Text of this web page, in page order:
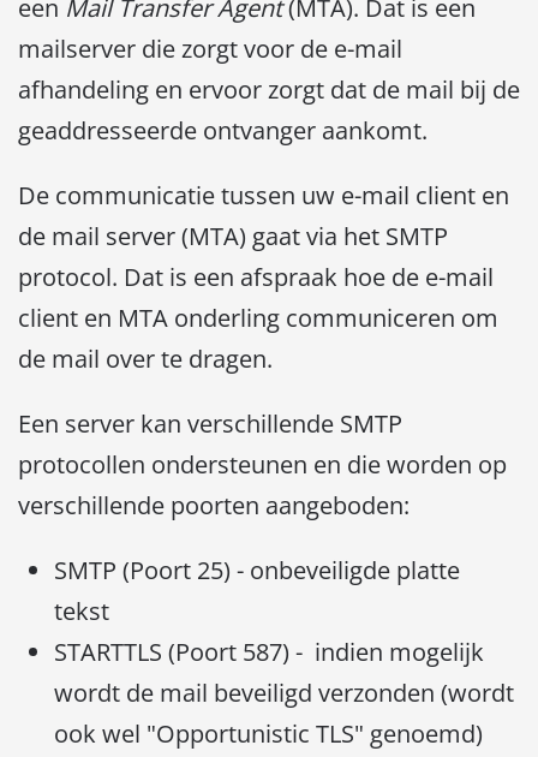
een Mail Transfer Agent(MTA). Dat is een
mailserver die zorgt voor de e-mail
afhandeling en ervoor zorgt dat de mail bij de
geaddresseerde ontvanger aankomt.
De communicatie tussen uw e-mail client en
de mail server (MTA) gaat via het SMTP
protocol. Dat is een afspraak hoe de e-mail
client en MTA onderling communiceren om
de mail over te dragen.
Een server kan verschillende SMTP
protocollen ondersteunen en die worden op
verschillende poorten aangeboden:
SMTP (Poort 25) - onbeveiligde platte
tekst
STARTTLS (Poort 587) - indien mogelijk
wordt de mail beveiligd verzonden (wordt
ook wel "Opportunistic TLS" genoemd)